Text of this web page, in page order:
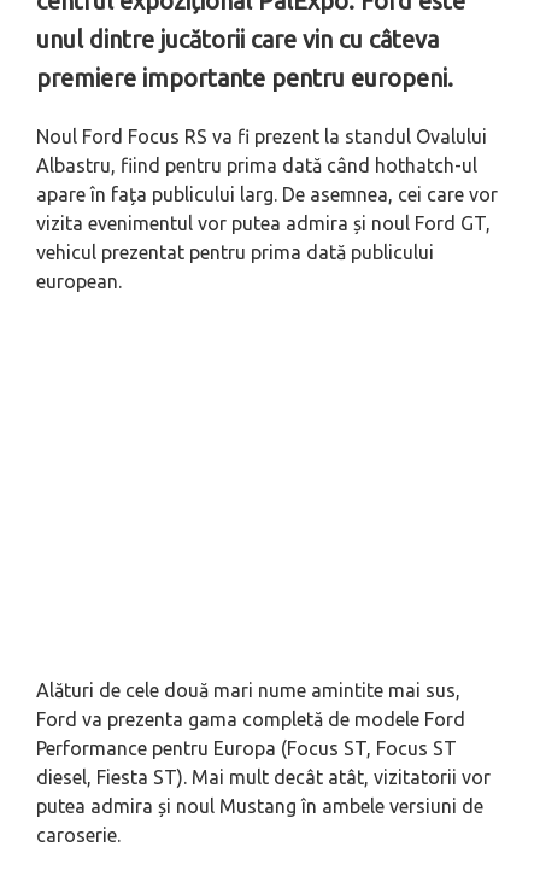
unul dintre jucătorii care vin cu câteva
premiere importante pentru europeni.
Noul Ford Focus RS va fi prezent la standul Ovalului
Albastru, fiind pentru prima dată când hothatch-ul
apare în fața publicului larg. De asemnea, cei care vor
vizita evenimentul vor putea admira și noul Ford GT,
vehicul prezentat pentru prima dată publicului
european.
Alături de cele două mari nume amintite mai sus,
Ford va prezenta gama completă de modele Ford
Performance pentru Europa (Focus ST, Focus ST
diesel, Fiesta ST). Mai mult decât atât, vizitatorii vor
putea admira și noul Mustang în ambele versiuni de
caroserie.